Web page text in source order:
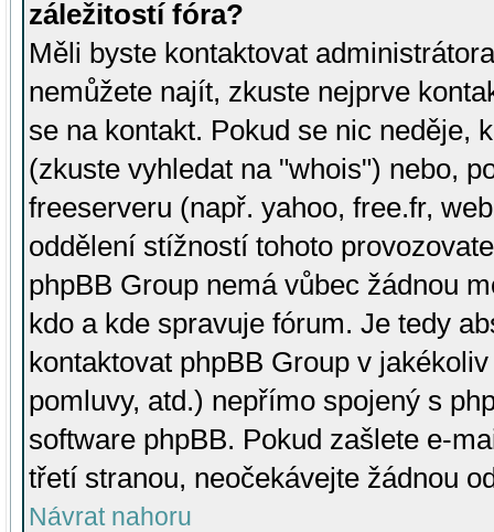
záležitostí fóra?
Měli byste kontaktovat
nemůžete najít, zkuste nejprve
se na kontakt. Pokud se nic neděje,
(zkuste vyhledat na "whois") nebo,
freeserveru (např. yahoo, free.fr,
oddělení stížností tohoto
phpBB Group nemá vůbec žádnou
kdo a kde spravuje fórum. Je tedy
kontaktovat phpBB Group v
pomluvy, atd.) nepřímo spojený s
software phpBB. Pokud zašlete e-
třetí stranou, neočekávejte žádnou
Návrat nahoru